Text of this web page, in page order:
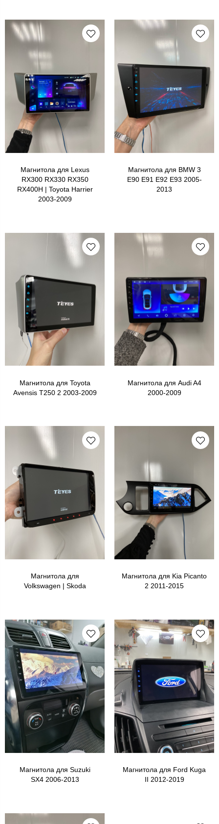
Магнитола для Lexus
RX300 RX330 RX350
RX400H | Toyota Harrier
2003-2009
Магнитола для BMW 3
E90 E91 E92 E93 2005-
2013
Магнитола для Toyota
Avensis T250 2 2003-2009
Магнитола для Audi A4
2000-2009
Магнитола для
Volkswagen | Skoda
Магнитола для Kia Picanto
2 2011-2015
Магнитола для Suzuki
SX4 2006-2013
Магнитола для Ford Kuga
II 2012-2019